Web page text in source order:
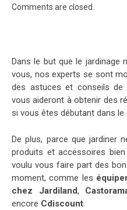
Comments are closed.
Dans le but que le jardinage
vous, nos experts se sont
des astuces et conseils de
vous aideront à obtenir des
si vous êtes débutant dans le
De plus, parce que jardiner
produits et accessoires
voulu vous faire part des
moment, comme les
chez Jardiland,
encore Cdiscount.